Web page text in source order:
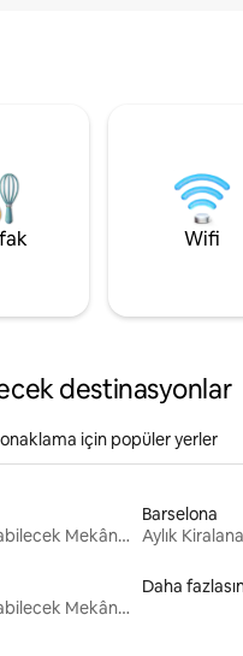
Wifi
destinasyonlar
için popüler yerler
Aylık Kiralanabilecek Mekânlar
Barselona
Aylık Kiralanabilecek Mekânlar
Daha